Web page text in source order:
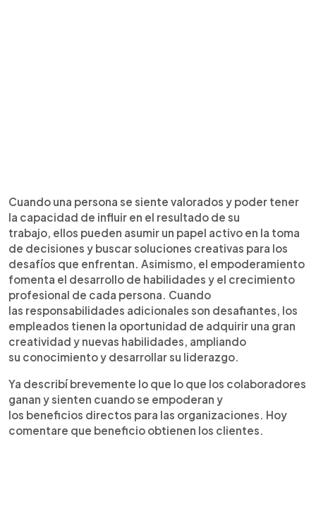
Cuando una persona se siente valorados y poder tener
la capacidad de influir en el resultado de su
trabajo, ellos pueden asumir un papel activo en la toma
de decisiones y buscar soluciones creativas para los
desafíos que enfrentan. Asimismo, el empoderamiento
fomenta el desarrollo de habilidades y el crecimiento
profesional de cada persona. Cuando
las responsabilidades adicionales son desafiantes, los
empleados tienen la oportunidad de adquirir una gran
creatividad y nuevas habilidades, ampliando
su conocimiento y desarrollar su liderazgo.
Ya describí brevemente lo que lo que los colaboradores
ganan y sienten cuando se empoderan y
los beneficios directos para las organizaciones. Hoy
comentare que beneficio obtienen los clientes.